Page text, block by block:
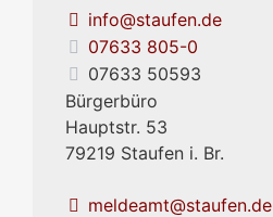
info@staufen.de
07633 805-0
07633 50593
Bürgerbüro
Hauptstr. 53
79219 Staufen i. Br.
meldeamt@staufen.de